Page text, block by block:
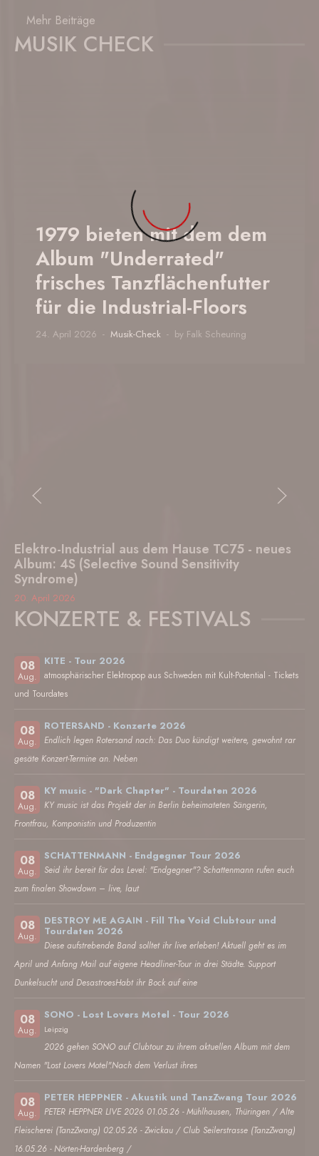
Mehr Beiträge
MUSIK CHECK
1979 bieten mit dem dem
Album "Underrated"
frisches Tanzflächenfutter
für die Industrial-Floors
24. April 2026 Musik-Check by Falk Scheuring
Elektro-Industrial aus dem Hause TC75 - neues
Album: 4S (Selective Sound Sensitivity
Syndrome)
20. April 2026
KONZERTE & FESTIVALS
08
Aug.
KITE - Tour 2026
atmosphärischer Elektropop aus Schweden mit Kult-Potential - Tickets
und Tourdates
08
Aug.
ROTERSAND - Konzerte 2026
Endlich legen Rotersand nach: Das Duo kündigt weitere, gewohnt rar
gesäte Konzert-Termine an. Neben
08
Aug.
KY music - "Dark Chapter" - Tourdaten 2026
KY music ist das Projekt der in Berlin beheimateten Sängerin,
Frontfrau, Komponistin und Produzentin
08
Aug.
SCHATTENMANN - Endgegner Tour 2026
Seid ihr bereit für das Level: "Endgegner"? Schattenmann rufen euch
zum finalen Showdown – live, laut
08
Aug.
DESTROY ME AGAIN - Fill The Void Clubtour und
Tourdaten 2026
Diese aufstrebende Band solltet ihr live erleben! Aktuell geht es im
April und Anfang Mail auf eigene Headliner-Tour in drei Städte. Support
Dunkelsucht und DesastroesHabt ihr Bock auf eine
08
Aug.
SONO - Lost Lovers Motel - Tour 2026
Leipzig
2026 gehen SONO auf Clubtour zu ihrem aktuellen Album mit dem
Namen "Lost Lovers Motel".Nach dem Verlust ihres
08
Aug.
PETER HEPPNER - Akustik und TanzZwang Tour 2026
PETER HEPPNER LIVE 2026 01.05.26 - Mühlhausen, Thüringen / Alte
Fleischerei (TanzZwang) 02.05.26 - Zwickau / Club Seilerstrasse (TanzZwang)
16.05.26 - Nörten-Hardenberg /